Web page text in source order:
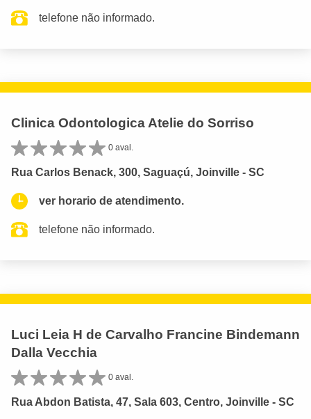
telefone não informado.
Clinica Odontologica Atelie do Sorriso
0 aval.
Rua Carlos Benack, 300, Saguaçú, Joinville - SC
ver horario de atendimento.
telefone não informado.
Luci Leia H de Carvalho Francine Bindemann
Dalla Vecchia
0 aval.
Rua Abdon Batista, 47, Sala 603, Centro, Joinville - SC